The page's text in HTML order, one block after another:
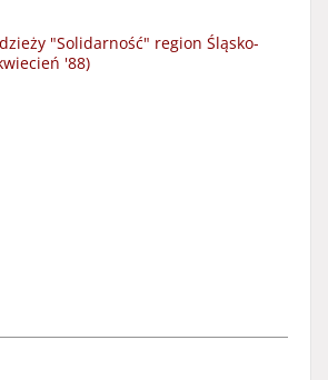
"Solidarność" region Śląsko-
'88)